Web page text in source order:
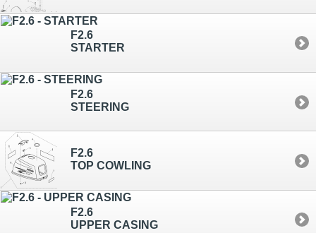
F2.6
STARTER
F2.6
STEERING
F2.6
TOP COWLING
F2.6
UPPER CASING